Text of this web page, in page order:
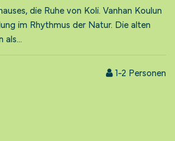
die Ruhe von Koli. Vanhan Koulun
im Rhythmus der Natur. Die alten
als...
1-2 Personen